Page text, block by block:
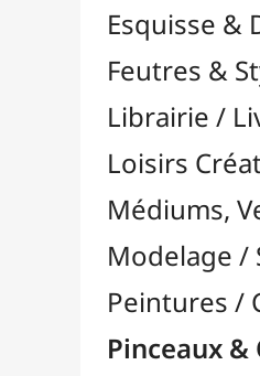
Accessoires
Colour Shapers
Couteaux à Peindre
Éponges
Lampes UV
Mannequins
Nettoyage / Savons
Palettes
Pinceaux

Lots & Sets de Pinceaux